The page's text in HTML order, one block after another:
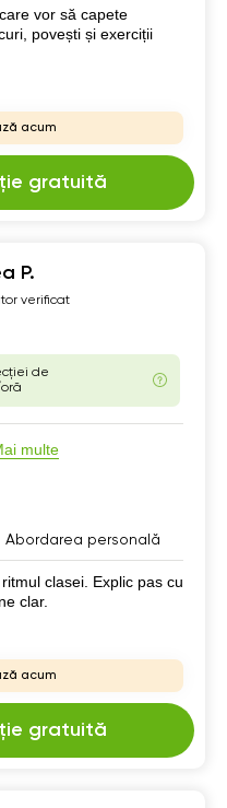
vor să capete
povești și exerciții
acum
gratuită
P.
verificat
de
multe
Abordarea personală
clasei. Explic pas cu
clar.
acum
gratuită